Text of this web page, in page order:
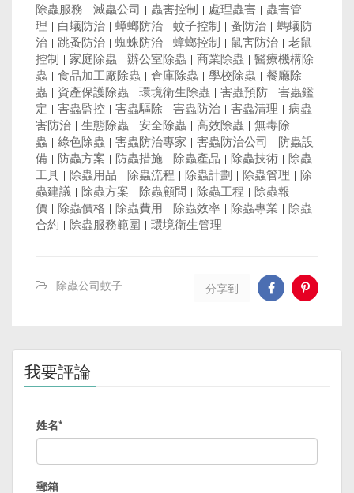
除蟲服務 | 滅蟲公司 | 蟲害控制 | 處理蟲害 | 蟲害管
理 | 白蟻防治 | 蟑螂防治 | 蚊子控制 | 蚤防治 | 螞蟻防
治 | 跳蚤防治 | 蜘蛛防治 | 蟑螂控制 | 鼠害防治 | 老鼠
控制 | 家庭除蟲 | 辦公室除蟲 | 商業除蟲 | 醫療機構除
蟲 | 食品加工廠除蟲 | 倉庫除蟲 | 學校除蟲 | 餐廳除
蟲 | 資產保護除蟲 | 環境衛生除蟲 | 害蟲預防 | 害蟲鑑
定 | 害蟲監控 | 害蟲驅除 | 害蟲防治 | 害蟲清理 | 病蟲
害防治 | 生態除蟲 | 安全除蟲 | 高效除蟲 | 無毒除
蟲 | 綠色除蟲 | 害蟲防治專家 | 害蟲防治公司 | 防蟲設
備 | 防蟲方案 | 防蟲措施 | 除蟲產品 | 除蟲技術 | 除蟲
工具 | 除蟲用品 | 除蟲流程 | 除蟲計劃 | 除蟲管理 | 除
蟲建議 | 除蟲方案 | 除蟲顧問 | 除蟲工程 | 除蟲報
價 | 除蟲價格 | 除蟲費用 | 除蟲效率 | 除蟲專業 | 除蟲
合約 | 除蟲服務範圍 | 環境衛生管理
除蟲公司蚊子 分享到
我要評論
姓名*
郵箱